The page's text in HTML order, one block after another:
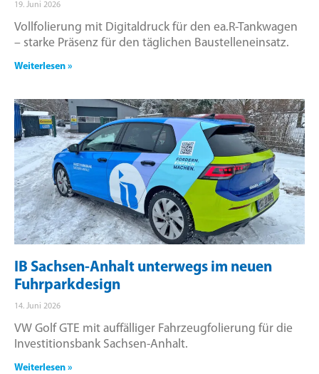
19. Juni 2026
Vollfolierung mit Digitaldruck für den ea.R-Tankwagen
– starke Präsenz für den täglichen Baustelleneinsatz.
Weiterlesen »
IB Sachsen-Anhalt unterwegs im neuen
Fuhrparkdesign
14. Juni 2026
VW Golf GTE mit auffälliger Fahrzeugfolierung für die
Investitionsbank Sachsen-Anhalt.
Weiterlesen »